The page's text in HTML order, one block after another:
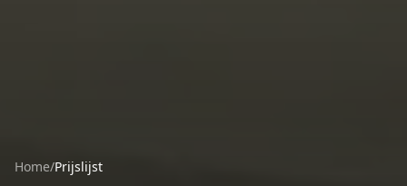
Home/Prijslijst